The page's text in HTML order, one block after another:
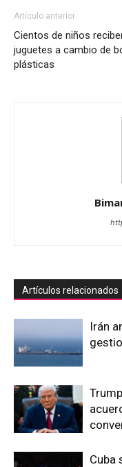
Artículo anterior
Cientos de niños
juguetes a cambio de
plásticas
Artículos relacionados
Irán
Cuba